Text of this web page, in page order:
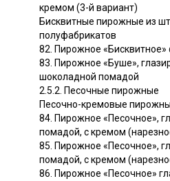
кремом (3-й вариант)
Бисквитные пирожные из
полуфабрикатов
82. Пирожное «Бисквитное»
83. Пирожное «Буше»,
шоколадной помадой
2.5.2. Песочные пирожные
Песочно-кремовые
84. Пирожное «Песочное»,
помадой, с кремом
85. Пирожное «Песочное»,
помадой, с кремом
86. Пирожное «Песочное»